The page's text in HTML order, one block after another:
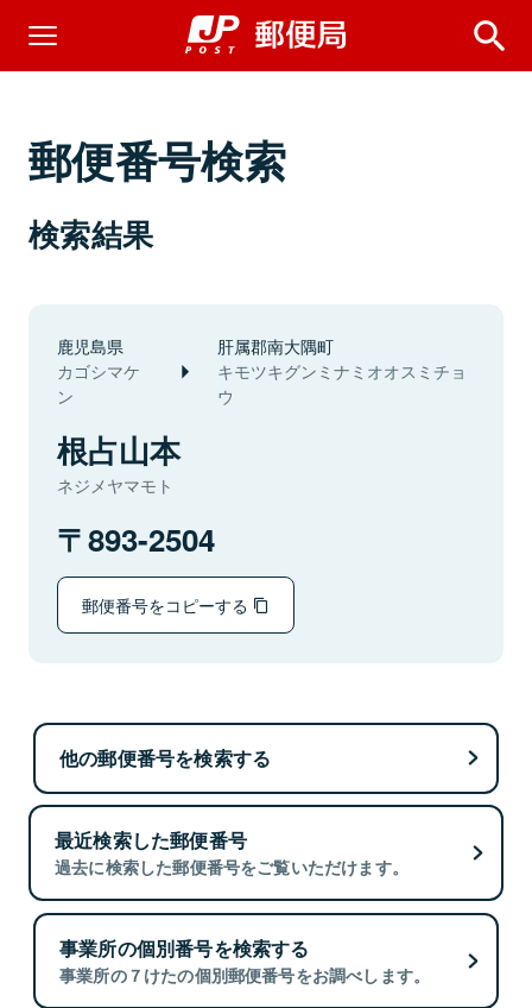
郵便番号検索
検索結果
鹿児島県
カゴシマケ
ン
肝属郡南大隅町
キモツキグンミナミオオスミチョ
ウ
根占山本
ネジメヤマモト
893-2504
郵便番号をコピーする
他の郵便番号を検索する
最近検索した郵便番号
過去に検索した郵便番号をご覧いただけます。
事業所の個別番号を検索する
事業所の７けたの個別郵便番号をお調べします。